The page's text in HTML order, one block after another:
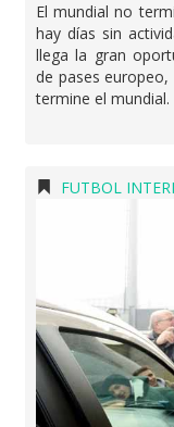
El mundial no
hay días sin
llega la gran
de pases
termine el mundial.
FUTBOL